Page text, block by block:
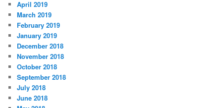
April 2019
March 2019
February 2019
January 2019
December 2018
November 2018
October 2018
September 2018
July 2018
June 2018